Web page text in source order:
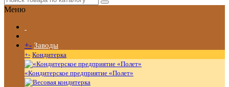
Меню
+- Заводы
+- Кондитерка
«Кондитерское предприятие «Полет»